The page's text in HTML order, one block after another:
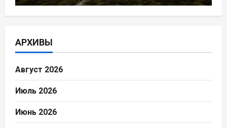
АРХИВЫ
Август 2026
Июль 2026
Июнь 2026